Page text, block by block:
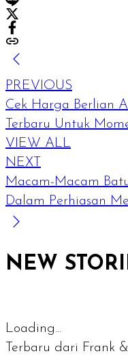
PREVIOUS
Cek Harga Berlian
Terbaru Untuk
VIEW ALL
NEXT
Macam-Macam
Dalam Perhiasan
NEW
Loading...
Terbaru dari Frank